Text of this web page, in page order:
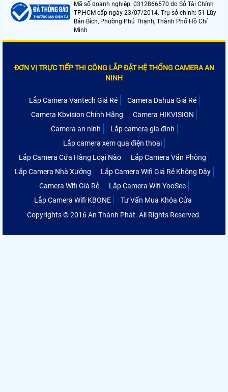
Mã số doanh nghiệp: 0312866570 do Sở Tài Chính
TP.HCM cấp ngày 23/07/2014. Trụ sở chính: 51 Lũy
Bán Bích, Phường Phú Thạnh, Thành Phố Hồ Chí
Minh
ĐƠN VỊ TRỰC TIẾP THI CÔNG LẮP ĐẶT HỆ THỐNG CAMERA AN
NINH
Lắp Camera Vantech Giá Rẻ
Camera Dahua Giá Rẻ
Camera Kbvision Chính Hãng
Camera HIKVISION
Camera an ninh
Lắp camera gia đình
Lắp camera xem qua điện thoại
Lắp Camera Cửa Hàng Loại Nào
Lắp Camera Văn Phòng
Lắp Camera Nhà Xưởng
Lắp Camera Wifi Giá Rẻ Không Dây
Camera Wifi Giá Rẻ
Lắp Camera Wifi YooSee
Lắp Camera Wifi KBONE
Tư Vấn Mua Khóa Cửa
Copyrights © 2016 An Thành Phát. All Rights Reserved.